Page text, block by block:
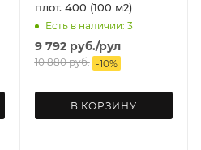
плот. 400 (100 м2)
Есть в наличии: 3
9 792руб./рул
10 880руб. -10%
В КОРЗИНУ